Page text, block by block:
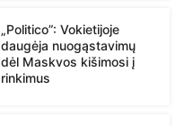
„Politico”: Vokietijoje
daugėja nuogąstavimų
dėl Maskvos kišimosi į
rinkimus